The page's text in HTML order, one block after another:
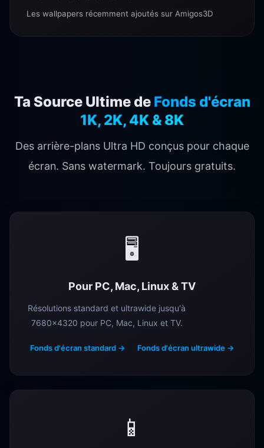
Les wallpapers récemment ajoutés sur Amigos3D
Ta Source Ultime de Fonds d'écran
1K, 2K, 4K & 8K
Des arrière-plans Ultra HD conçus pour chaque
écran. Sans watermark. Toujours gratuits.
🖥️
Pour PC, Mac, Linux & TV
Résolutions standard et ultrawide jusqu'à
7680×4320 pour PC, Mac, Linux et TV.
Fonds d'écran standard → Fonds d'écran ultrawide →
📱